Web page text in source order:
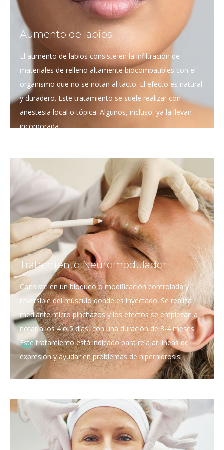
Aumento de labios
El aumento de labios consiste en la infiltración de
materiales de relleno altamente biocompatibles con el
organismo que no se notan al tacto. El efecto es natural
y duradero. Este tratamiento se suele realizar con
anestesia local o tópica. Algunos, incluso, ya la llevan
incorporada.
Tratamiento Neuromodulador
Consiste en un bloqueo o modificación controlada y
reversible del músculo donde es inyectado. Se realiza
mediante micro pinchazos y los efectos se empiezan a
notar a los 4 o 5 días, con una duración de 3-4 meses.
Este tratamiento está indicado para relajar líneas de
expresión y ayudar en problemas de hiperhidrosis.